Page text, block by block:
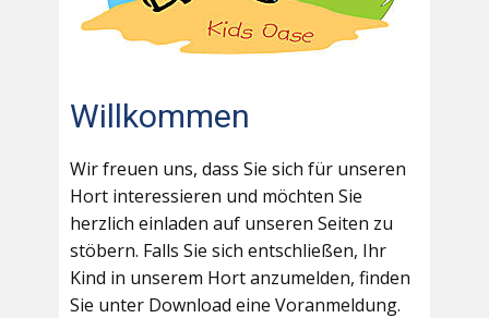
Willkommen
Wir freuen uns, dass Sie sich für unseren
Hort interessieren und möchten Sie
herzlich einladen auf unseren Seiten zu
stöbern. Falls Sie sich entschließen, Ihr
Kind in unserem Hort anzumelden, finden
Sie unter Download eine Voranmeldung.